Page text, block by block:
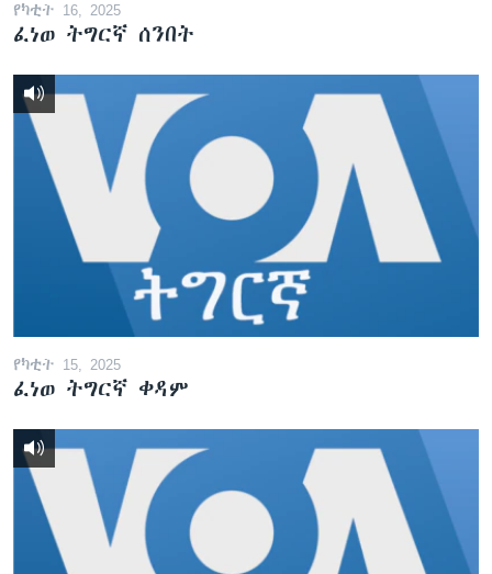
የካቲት 16, 2025
ፈነወ ትግርኛ ሰንበት
የካቲት 15, 2025
ፈነወ ትግርኛ ቀዳም